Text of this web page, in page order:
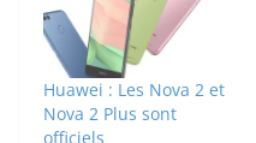
Huawei : Les Nova 2 et
Nova 2 Plus sont
officiels